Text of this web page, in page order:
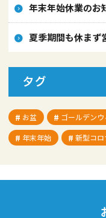
年末年始休業のお
夏季期間も休まず
タグ
お盆 ゴールデン
年末年始
新型コロ